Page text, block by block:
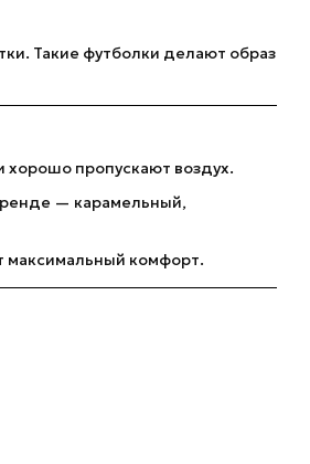
Такие футболки делают образ
хорошо пропускают воздух.
— карамельный,
максимальный комфорт.